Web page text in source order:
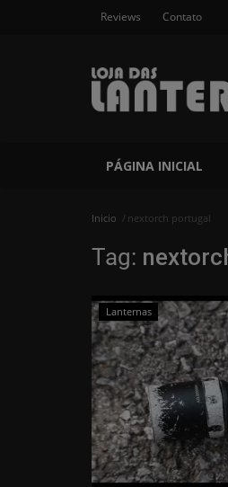
Reviews Contato
PÁGINA INICIAL
Inicio nextorch portugal
Tag:
Lanternas